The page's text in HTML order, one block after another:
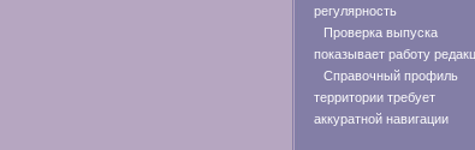
регулярность
Проверка выпуска
показывает работу
Справочный профиль
территории требует
аккуратной навигации